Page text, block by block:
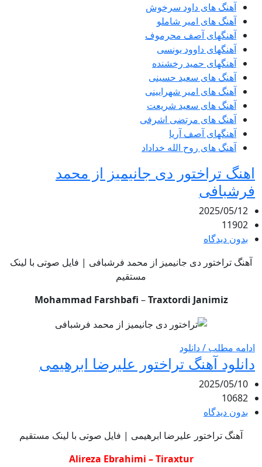
آهنگ های داود سرخوش
آهنگ های امیر شاملو
آهنگهای آصف محرموف
آهنگهای داوود یونسی
آهنگهای حمید رخشنده
آهنگ های سعید حسینی
آهنگ های امیر شهرایینی
آهنگ های سعید شریعت
آهنگ های مرتضی اشرفی
آهنگهای آصف آریا
آهنگ های روح الله خداداد
اهنگ تراختور دی جانیمیز از محمد
فرشبافی
2025/05/12
11902
بدون دیدگاه
آهنگ تراختور دی جانیمیز از محمد فرشبافی | فایل صوتی با لینک
مستقیم
Mohammad Farshbafi –Traxtordi Janimiz
ادامه مطلب / دانلود
دانلود آهنگ تراختور علیرضا ابرهیمی
2025/05/10
10682
بدون دیدگاه
آهنگ تراختور علیرضا ابرهیمی | فایل صوتی با لینک مستقیم
Alireza Ebrahimi – Tiraxtur